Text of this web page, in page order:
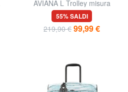
AVIANA L Trolley misura
grande
55% SALDI
219,90 € 99,99 €